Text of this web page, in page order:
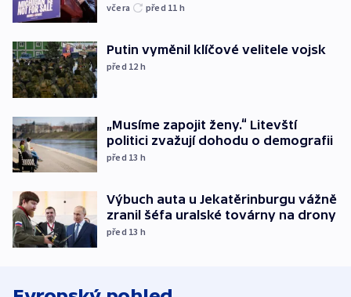
včera před 11 h
Putin vyměnil klíčové velitele vojsk
před 12 h
„Musíme zapojit ženy.“ Litevští
politici zvažují dohodu o demografii
před 13 h
Výbuch auta u Jekatěrinburgu vážně
zranil šéfa uralské továrny na drony
před 13 h